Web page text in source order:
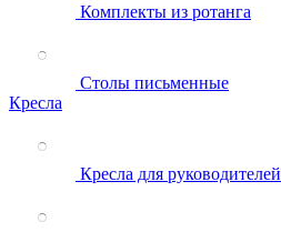
Комплекты из ротанга
Столы письменные
Кресла
Кресла для руководителей